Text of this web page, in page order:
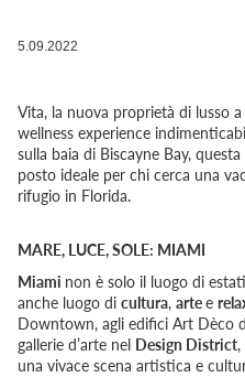
5.09.2022
Vita, la nuova proprietà di lusso
wellness experience
sulla baia di Biscayne Bay,
posto ideale per chi cerca una
rifugio in Florida.
MARE, LUCE, SOLE: MIAMI
Miami non è solo il luogo di
anche luogo di cultura, artee
Downtown, agli edifici Art Dèco
gallerie d’arte nel Design District
una vivace scena artistica e